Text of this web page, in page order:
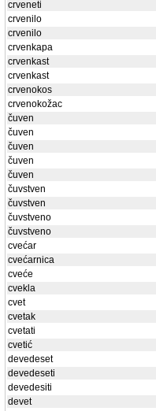
crveneti
crvenilo
crvenilo
crvenkapa
crvenkast
crvenkast
crvenokos
crvenokožac
čuven
čuven
čuven
čuven
čuven
čuvstven
čuvstven
čuvstveno
čuvstveno
cvećar
cvećarnica
cveće
cvekla
cvet
cvetak
cvetati
cvetić
devedeset
devedeseti
devedesiti
devet